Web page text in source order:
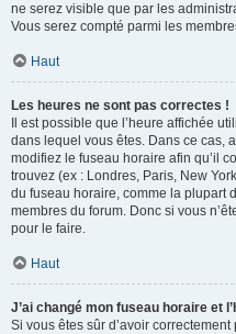
ne serez visible que par les
Vous serez compté parmi les
Haut
Les heures ne sont pas correctes !
Il est possible que l’heure affichée
dans lequel vous êtes. Dans ce cas,
modifiez le fuseau horaire afin qu’il
trouvez (ex : Londres, Paris, New
du fuseau horaire, comme la plupart
membres du forum. Donc si vous
pour le faire.
Haut
J’ai changé mon fuseau horaire et
Si vous êtes sûr d’avoir